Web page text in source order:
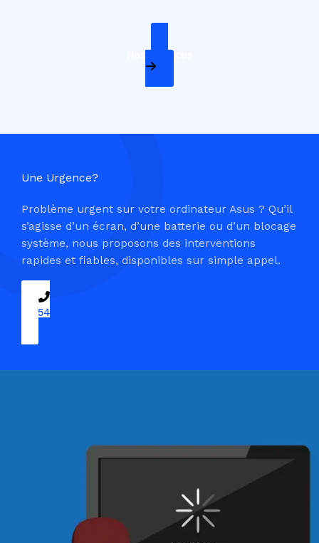
Nos Services
Une Urgence?
Problème urgent sur votre ordinateur Asus ? Qu’il
s’agisse d’un écran, d’une batterie ou d’un blocage
système, nous proposons des interventions
rapides et fiables, disponibles sur simple appel.
09 54 37 04 03